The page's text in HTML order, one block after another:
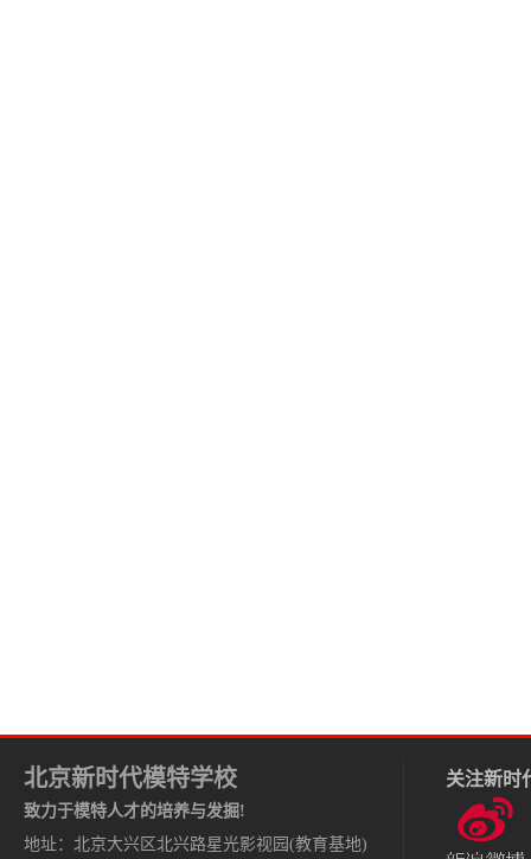
北京新时代模特学校
致力于模特人才的培养与发掘!
地址：北京大兴区北兴路星光影视园(教育基地)
关注新时